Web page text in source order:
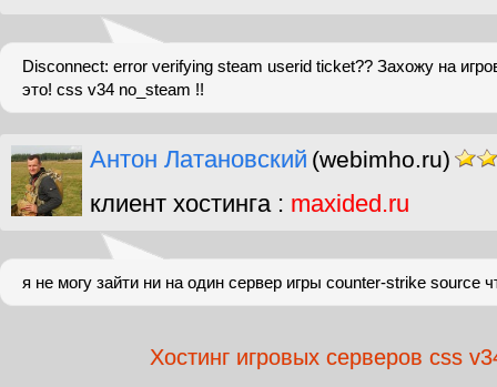
Disconnect: error verifying steam userid ticket?? Захожу на
это! css v34 no_steam !!
Антон Латановский (webimho.ru)
клиент хостинга : maxided.ru
я не могу зайти ни на один сервер игры counter-strike source
Хостинг игровых серверов css